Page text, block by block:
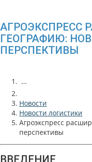
АГРОЭКСПРЕСС
ГЕОГРАФИЮ:
ПЕРСПЕКТИВЫ
...
Новости
Новости логистики
Агроэкспресс
перспективы
ВВЕДЕНИЕ